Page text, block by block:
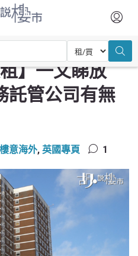
! 租務託管公司有無伏?
】一文睇放
託管公司有無
樓意海外, 英國專頁 1